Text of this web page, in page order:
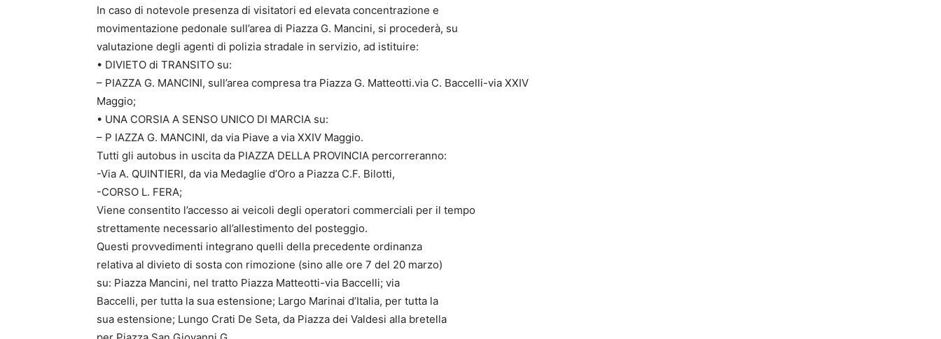
In caso di notevole presenza di visitatori ed elevata concentrazione e
movimentazione pedonale sull’area di Piazza G. Mancini, si procederà, su
valutazione degli agenti di polizia stradale in servizio, ad istituire:
• DIVIETO di TRANSITO su:
– PIAZZA G. MANCINI, sull’area compresa tra Piazza G. Matteotti.via C. Baccelli-via XXIV
Maggio;
• UNA CORSIA A SENSO UNICO DI MARCIA su:
– P IAZZA G. MANCINI, da via Piave a via XXIV Maggio.
Tutti gli autobus in uscita da PIAZZA DELLA PROVINCIA percorreranno:
-Via A. QUINTIERI, da via Medaglie d’Oro a Piazza C.F. Bilotti,
-CORSO L. FERA;
Viene consentito l’accesso ai veicoli degli operatori commerciali per il tempo
strettamente necessario all’allestimento del posteggio.
Questi provvedimenti integrano quelli della precedente ordinanza
relativa al divieto di sosta con rimozione (sino alle ore 7 del 20 marzo)
su: Piazza Mancini, nel tratto Piazza Matteotti-via Baccelli; via
Baccelli, per tutta la sua estensione; Largo Marinai d’Italia, per tutta la
sua estensione; Lungo Crati De Seta, da Piazza dei Valdesi alla bretella